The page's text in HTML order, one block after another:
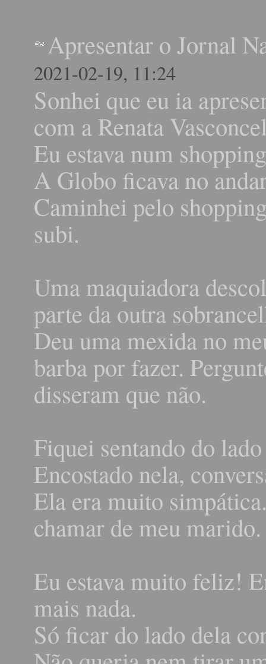
Apresentar o Jornal
2021-02-19, 11:24
Sonhei que eu ia
com a Renata
Eu estava num
A Globo ficava no
Caminhei pelo
subi.
Uma maquiadora
parte da outra
Deu uma mexida no
barba por fazer.
disseram que não.
Fiquei sentando do
Encostado nela,
Ela era muito
chamar de meu marido.
Eu estava muito feliz!
mais nada.
Só ficar do lado dela